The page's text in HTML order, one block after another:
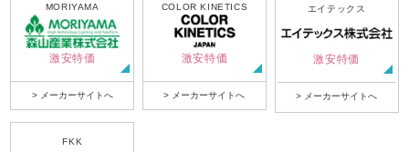
MORIYAMA
激安特価
> メーカーサイトへ
COLOR KINETICS
激安特価
> メーカーサイトへ
エイテックス
激安特価
> メーカーサイトへ
FKK